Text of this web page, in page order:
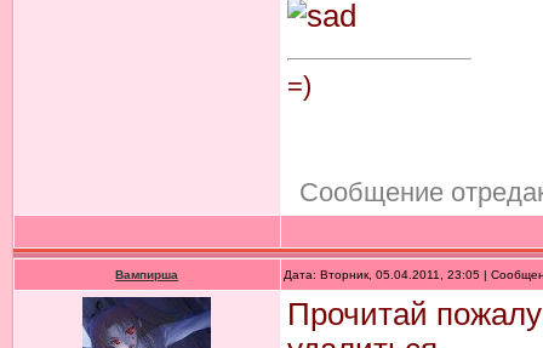
=)
Сообщение
Вампирша Дата: Вторник, 05.04.2011, 23:05 |
Прочитай